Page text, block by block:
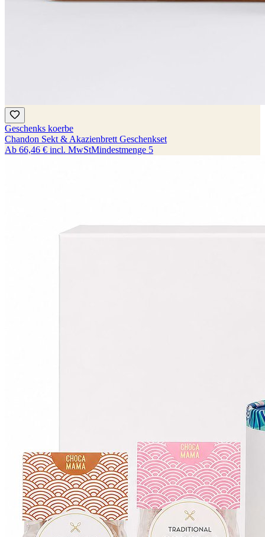
Geschenks koerbe
Chandon Sekt & Akazienbrett Geschenkset
Ab 66,46 € incl. MwStMindestmenge 5